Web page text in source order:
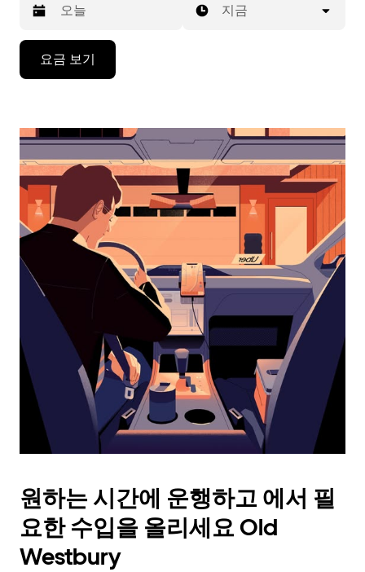
작
면
아
래
화
살
표
러
날
짜
캘
린
더
를
닫
지금
요금 보기
원하는 시간에 운행하고 에서 필
요한 수입을 올리세요 Old
Westbury